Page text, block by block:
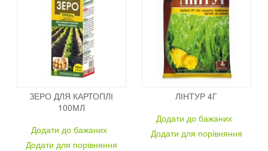
ЗЕРО ДЛЯ КАРТОПЛІ
100МЛ
Додати до бажаних
Додати для порівняння
ЛІНТУР 4Г
Додати до бажаних
Додати для порівняння